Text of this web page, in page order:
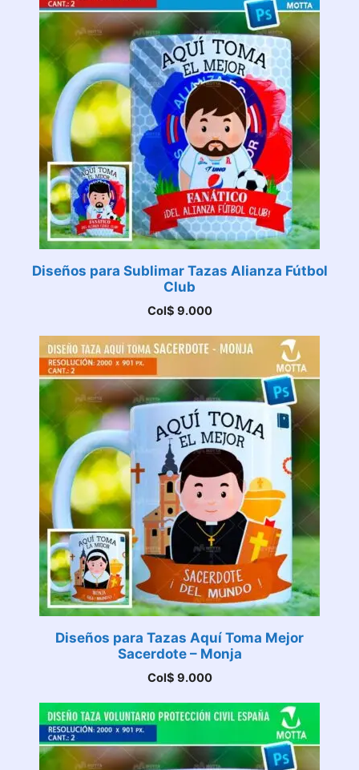
Diseños para Sublimar Tazas Alianza Fútbol
Club
Col$ 9.000
Diseños para Tazas Aquí Toma Mejor
Sacerdote – Monja
Col$ 9.000